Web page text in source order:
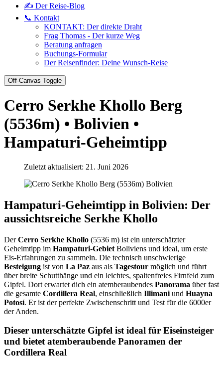
✍️ Der Reise-Blog
📞 Kontakt
KONTAKT: Der direkte Draht
Frag Thomas - Der kurze Weg
Beratung anfragen
Buchungs-Formular
Der Reisenfinder: Deine Wunsch-Reise
Off-Canvas Toggle
Cerro Serkhe Khollo Berg
(5536m) • Bolivien •
Hampaturi-Geheimtipp
Zuletzt aktualisiert: 21. Juni 2026
Hampaturi-Geheimtipp in Bolivien: Der
aussichtsreiche Serkhe Khollo
DerCerro Serkhe Khollo (5536 m) ist ein unterschätzter
Geheimtipp im Hampaturi-Gebiet Boliviens und ideal, um erste
Eis-Erfahrungen zu sammeln. Die technisch unschwierige
Besteigung ist von La Paz aus als Tagestour möglich und führt
über breite Schutthänge und ein leichtes, spaltenfreies Firnfeld zum
Gipfel. Dort erwartet dich ein atemberaubendes Panorama über fast
die gesamte Cordillera Real, einschließlich Illimani und Huayna
Potosí. Er ist der perfekte Zwischenschritt und Test für die 6000er
der Anden.
Dieser unterschätzte Gipfel ist ideal für Eiseinsteiger
und bietet atemberaubende Panoramen der
Cordillera Real